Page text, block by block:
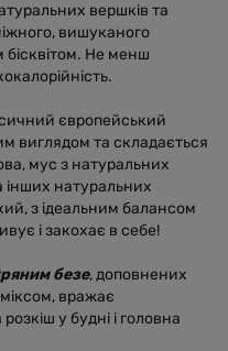
вершків та
вишуканого
бісквітом. Не менш
європейський
виглядом та складається
мус з натуральних
інших натуральних
з ідеальним балансом
і закохає в себе!
безе, доповнених
вражає
у будні і головна